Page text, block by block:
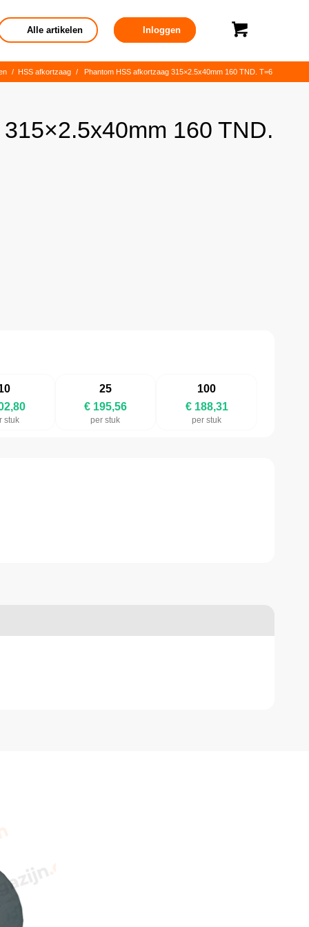
Alle artikelen Inloggen
/ HSS afkortzaag / Phantom HSS afkortzaag 315×2.5x40mm 160 TND. T=6
160 TND.
stuk
25
€ 195,56
per stuk
100
€ 188,31
per stuk